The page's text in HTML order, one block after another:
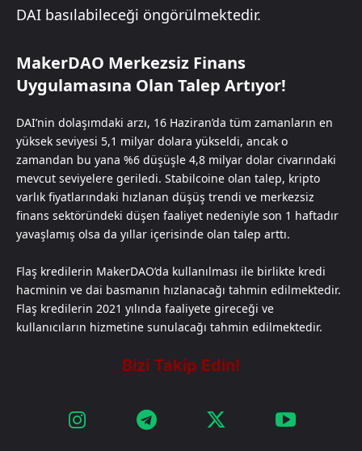
DAI basılabileceği öngörülmektedir.
MakerDAO Merkezsiz Finans
Uygulamasına Olan Talep Artıyor!
DAI’nin dolaşımdaki arzı, 16 Haziran’da tüm zamanların en
yüksek seviyesi 5,1 milyar dolara yükseldi, ancak o
zamandan bu yana %6 düşüşle 4,8 milyar dolar civarındaki
mevcut seviyelere geriledi. Stabilcoine olan talep, kripto
varlık fiyatlarındaki hızlanan düşüş trendi ve merkezsiz
finans sektöründeki düşen faaliyet nedeniyle son 1 haftadır
yavaşlamış olsa da yıllar içerisinde olan talep arttı.
Flaş kredilerin MakerDAO’da kullanılması ile birlikte kredi
hacminin ve dai basmanın hızlanacağı tahmin edilmektedir.
Flaş kredilerin 2021 yılında faaliyete gireceği ve
kullanıcıların hizmetine sunulacağı tahmin edilmektedir.